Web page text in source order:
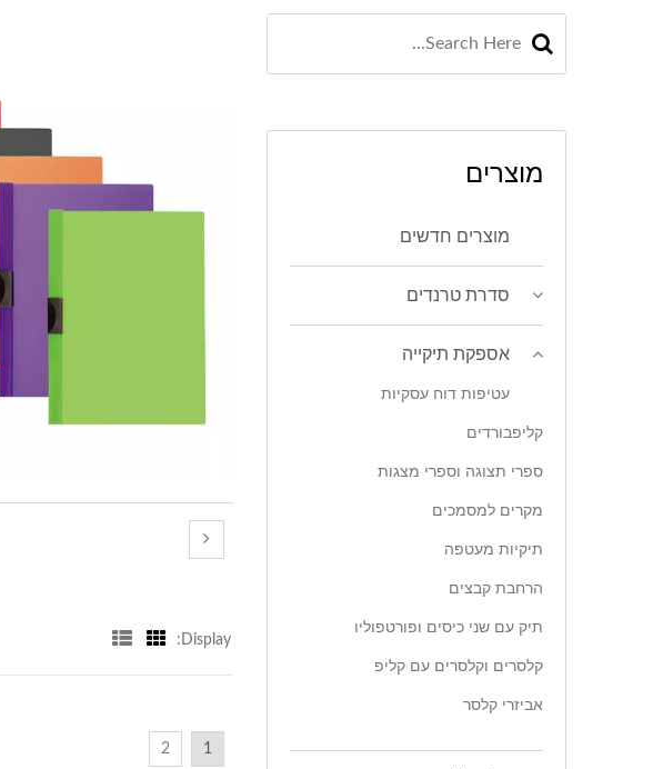
Display:
1
2
מוצרים
מוצרים חדשים
סדרת טרנדים
אספקת תיקייה
עטיפות דוח עסקיות
קליפבורדים
ספרי תצוגה וספרי מצגות
מקרים למסמכים
תיקיות מעטפה
הרחבת קבצים
תיק עם שני כיסים ופורטפוליו
קלסרים וקלסרים עם קליפ
אביזרי קלסר